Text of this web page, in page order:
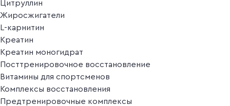
Цитруллин
Жиросжигатели
L-карнитин
Креатин
Креатин моногидрат
Посттренировочное восстановление
Витамины для спортсменов
Комплексы восстановления
Предтренировочные комплексы